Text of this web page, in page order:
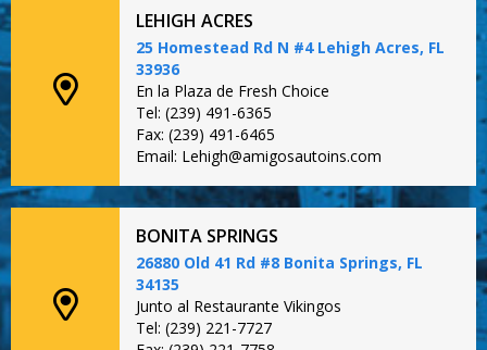
LEHIGH ACRES
25 Homestead Rd N #4 Lehigh Acres, FL
33936
En la Plaza de Fresh Choice
Tel: (239) 491-6365
Fax: (239) 491-6465
Email: Lehigh@amigosautoins.com
BONITA SPRINGS
26880 Old 41 Rd #8 Bonita Springs, FL
34135
Junto al Restaurante Vikingos
Tel: (239) 221-7727